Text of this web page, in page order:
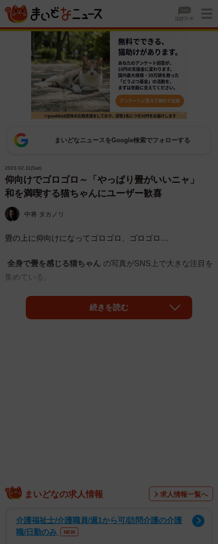
まいどなニュースをGoogle検索でフォローする
2023.02.11(Sat)
仰向けでゴロゴロ～「やっぱり畳がいいニャ」
和を満喫する猫ちゃんにユーザー歓喜
中将 タカノリ
畳の上に仰向けになってゴロゴロ、ゴロゴロ…
全身で畳を感じる猫ちゃん の写真がSNS上で大きな注目を
集めている。
1/3
続きを読む
まいどなの求人情報 求人情報一覧へ
介護福祉士/介護職員/週1から可/訪問介護の介護
職/日勤のみ
NEW